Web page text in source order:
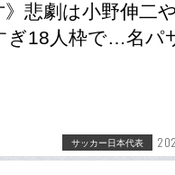
》悲劇は小野伸二
ぎ18人枠で…名パ
サッカー日本代表